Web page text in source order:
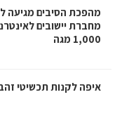
מחברת יישובים
1,000 מגה
איפה לקנות תכשיטי